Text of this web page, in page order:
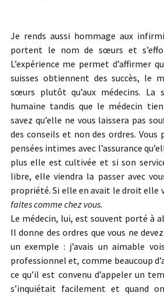
Je rends aussi hommage aux
portent le nom de sœurs et
L’expérience me permet d’affirmer
suisses obtiennent des succès, le
sœurs plutôt qu’aux médecins.
humaine tandis que le médecin
savez qu’elle ne vous laissera pas
des conseils et non des ordres. Vous
pensées intimes avec l’assurance
plus elle est cultivée et si son
libre, elle viendra la passer avec
propriété. Si elle en avait le droit elle
faites comme chez vous.
Le médecin, lui, est souvent porté à
Il donne des ordres que vous ne
un exemple : j’avais un aimable
professionnel et, comme beaucoup
ce qu’il est convenu d’appeler un
s’inquiétait facilement et quand